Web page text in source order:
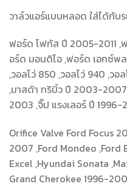
วาล์วแอร์แบบหลอด ใส่ได้กับ
ฟอร์ด โฟกัส ปี 2005-2011
อร์ด มอนดิโอ ,ฟอร์ด เอกซ์พล
,วอลโว่ 850 ,วอลโว่ 940 ,วอ
,มาสด้า ทริบิ้ว ปี 2003-
2003 ,จิ๊ป แรงเลอร์ ปี 1996-
Orifice Valve Ford Focus
2007 ,Ford Mondeo ,Ford
Excel ,Hyundai Sonata
Grand Cherokee 1996-